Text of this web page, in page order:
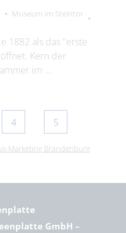
Museum im Steintor
1882 als das "erste
Kern der
im …
4
5
Marketing Brandenburg
GmbH –